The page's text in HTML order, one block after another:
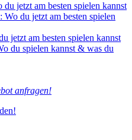
du jetzt am besten spielen kannst
Wo du jetzt am besten spielen
jetzt am besten spielen kannst
du spielen kannst & was du
anfragen!